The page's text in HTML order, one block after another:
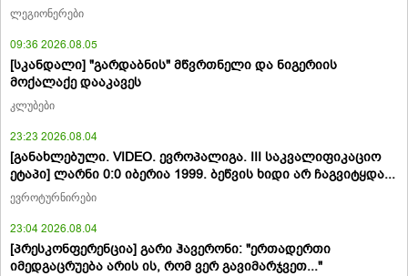
ლეგიონერები
09:36 2026.08.05
[სკანდალი] "გარდაბნის" მწვრთნელი და ნიგერიის
მოქალაქე დააკავეს
კლუბები
23:23 2026.08.04
[განახლებული. VIDEO. ევროპალიგა. III საკვალიფიკაციო
ეტაპი] ლარნი 0:0 იბერია 1999. ბეწვის ხიდი არ ჩაგვიტყდა...
ევროტურნირები
23:04 2026.08.04
[პრესკონფერენცია] გარი ჰავერონი: "ერთადერთი
იმედგაცრუება არის ის, რომ ვერ გავიმარჯვეთ..."